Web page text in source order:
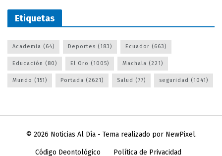
Etiquetas
Academia (64) Deportes (183) Ecuador (663)
Educación (80) El Oro (1005) Machala (221)
Mundo (151) Portada (2621) Salud (77) seguridad (1041)
© 2026 Noticias Al Día- Tema realizado por NewPixel.
Código Deontológico Política de Privacidad